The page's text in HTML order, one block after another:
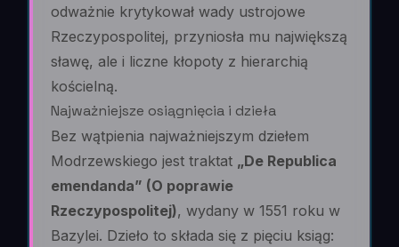
odważnie krytykował wady ustrojowe
Rzeczypospolitej, przyniosła mu największą
sławę, ale i liczne kłopoty z hierarchią
kościelną.
Najważniejsze osiągnięcia i dzieła
Bez wątpienia najważniejszym dziełem
Modrzewskiego jest traktat „De Republica
emendanda” (O poprawie
Rzeczypospolitej), wydany w 1551 roku w
Bazylei. Dzieło to składa się z pięciu ksiąg: